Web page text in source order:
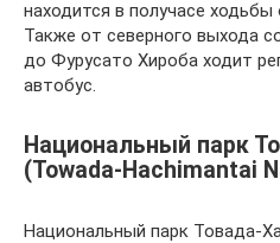
находится в получасе
Также от северного выхода
до Фурусато Хироба ходит
автобус.
Национальный парк
(Towada-Hachimantai
Национальный парк Товада-